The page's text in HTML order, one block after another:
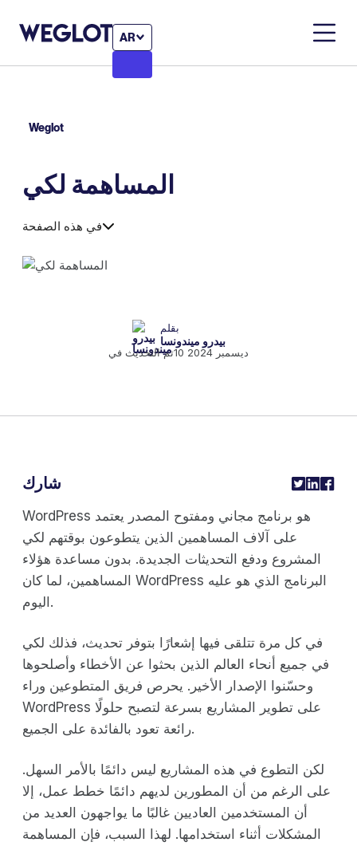
AR
Weglot
المساهمة لكي
في هذه الصفحة
بقلم
بيدرو ميندونسا
تم التحديث في
10 ديسمبر 2024
WordPress هو برنامج مجاني ومفتوح المصدر يعتمد
على آلاف المساهمين الذين يتطوعون بوقتهم لكي
المشروع ودفع التحديثات الجديدة. بدون مساعدة هؤلاء
المساهمين، لما كان WordPress البرنامج الذي هو عليه
اليوم.
في كل مرة تتلقى فيها إشعارًا بتوفر تحديث، فذلك لكي
في جميع أنحاء العالم الذين بحثوا عن الأخطاء وأصلحوها
وحسّنوا الإصدار الأخير. يحرص فريق المتطوعين وراء
WordPress على تطوير المشاريع بسرعة لتصبح حلولًا
رائعة تعود بالفائدة على الجميع.
لكن التطوع في هذه المشاريع ليس دائمًا بالأمر السهل.
على الرغم من أن المطورين لديهم دائمًا خطط عمل، إلا
أن المستخدمين العاديين غالبًا ما يواجهون العديد من
المشكلات أثناء استخدامها. لهذا السبب، فإن المساهمة
شارك